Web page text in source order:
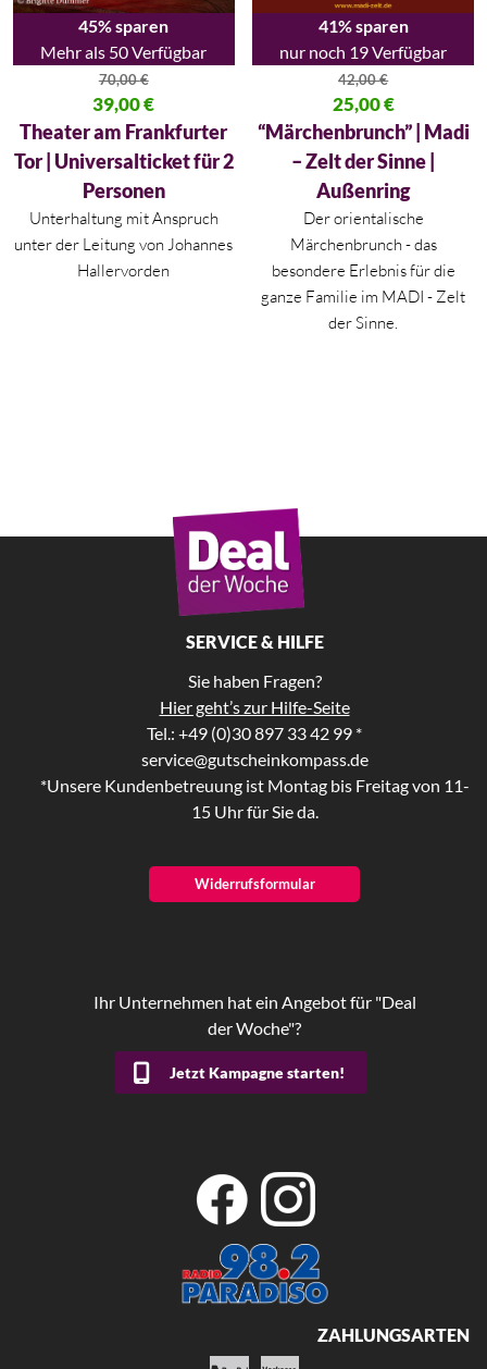
45% sparen
Mehr als 50 Verfügbar
70,00€
Ursprünglicher Preis war: 70,00 €
39,00€
Aktueller Preis ist: 39,00 €.
Theater am Frankfurter
Tor | Universalticket für 2
Personen
Unterhaltung mit Anspruch
unter der Leitung von Johannes
Hallervorden
41% sparen
nur noch 19 Verfügbar
42,00€
Ursprünglicher Preis war:
25,00€
Aktueller Preis ist: 25,00 €.
“Märchenbrunch” | Madi
– Zelt der Sinne |
Außenring
Der orientalische
Märchenbrunch - das
besondere Erlebnis für die
ganze Familie im MADI - Zelt
der Sinne.
SERVICE & HILFE
Sie haben Fragen?
Hier geht’s zur Hilfe-Seite
Tel.: +49 (0)30 897 33 42 99 *
service@gutscheinkompass.de
*Unsere Kundenbetreuung ist Montag bis Freitag von 11-
15 Uhr für Sie da.
Widerrufsformular
Ihr Unternehmen hat ein Angebot für "Deal
der Woche"?
Jetzt Kampagne starten!
ZAHLUNGSARTEN